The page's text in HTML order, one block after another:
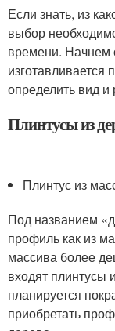
Если знать, из
выбор
времени. Начнем
определить вид и
Плинтусы из
Плинтус из
Под названием
профиль как из
массива более
входят
планируется
приобретать